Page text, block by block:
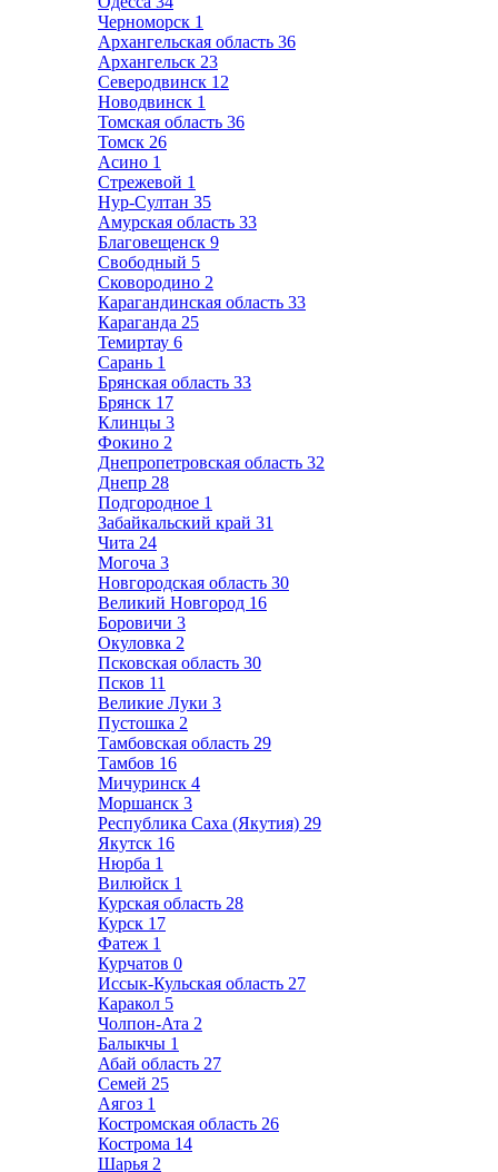
Черноморск 1
Архангельская область 36
Архангельск 23
Северодвинск 12
Новодвинск 1
Томская область 36
Томск 26
Асино 1
Стрежевой 1
Нур-Султан 35
Амурская область 33
Благовещенск 9
Свободный 5
Сковородино 2
Карагандинская область 33
Караганда 25
Темиртау 6
Сарань 1
Брянская область 33
Брянск 17
Клинцы 3
Фокино 2
Днепропетровская область 32
Днепр 28
Подгородное 1
Забайкальский край 31
Чита 24
Могоча 3
Новгородская область 30
Великий Новгород 16
Боровичи 3
Окуловка 2
Псковская область 30
Псков 11
Великие Луки 3
Пустошка 2
Тамбовская область 29
Тамбов 16
Мичуринск 4
Моршанск 3
Республика Саха (Якутия) 29
Якутск 16
Нюрба 1
Вилюйск 1
Курская область 28
Курск 17
Фатеж 1
Курчатов 0
Иссык-Кульская область 27
Каракол 5
Чолпон-Ата 2
Балыкчы 1
Абай область 27
Семей 25
Аягоз 1
Костромская область 26
Кострома 14
Шарья 2